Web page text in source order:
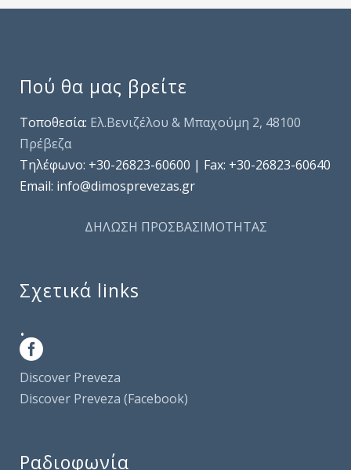
Πού θα μας βρείτε
Τοποθεσία: Ελ.Βενιζέλου & Μπαχούμη 2, 48100
Πρέβεζα
Τηλέφωνo: +30-26823-60600 | Fax: +30-26823-60640
Email: info@dimosprevezas.gr
ΔΗΛΩΣΗ ΠΡΟΣΒΑΣΙΜΟΤΗΤΑΣ
Σχετικά links
.
Discover Preveza
Discover Preveza (Facebook)
Ραδιοφωνία